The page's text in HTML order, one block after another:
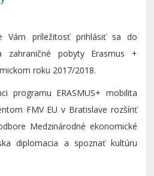
Vám príležitosť prihlásiť sa do
zahraničné pobyty Erasmus +
roku 2017/2018.
programu ERASMUS+ mobilita
FMV EU v Bratislave rozšíriť
Medzinárodné ekonomické
diplomacia a spoznať kultúru